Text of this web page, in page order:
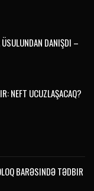
DANIŞDI –
NEFT UCUZLAŞACAQ?
BARƏSINDƏ TƏDBIR